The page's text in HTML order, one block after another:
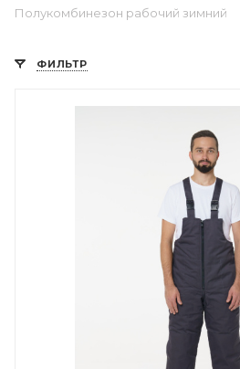
Полукомбинезон рабочий зимний
ФИЛЬТР